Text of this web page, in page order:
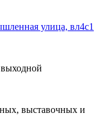
улица, вл4с1
выставочных и